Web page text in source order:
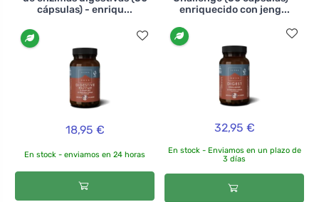
cápsulas) - enriqu...
18,95 €
En stock - enviamos en 24 horas
enriquecido con jeng...
32,95 €
En stock - Enviamos en un plazo de
3 días